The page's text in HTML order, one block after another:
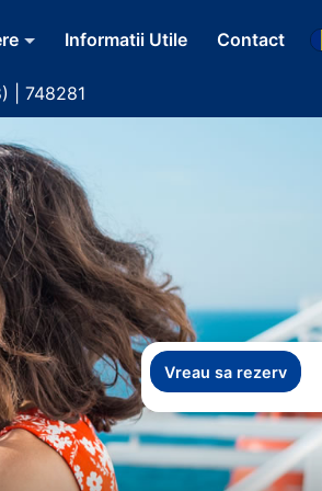
Informatii Utile Contact
| 748281
Vreau sa rezerv